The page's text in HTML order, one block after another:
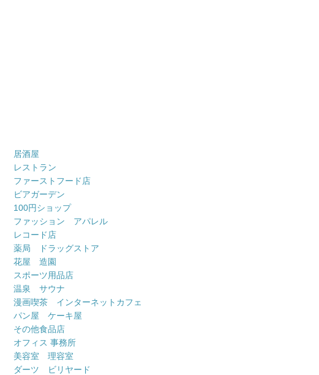
居酒屋
レストラン
ファーストフード店
ビアガーデン
100円ショップ
ファッション アパレル
レコード店
薬局 ドラッグストア
花屋 造園
スポーツ用品店
温泉 サウナ
漫画喫茶 インターネットカフェ
パン屋 ケーキ屋
その他食品店
オフィス 事務所
美容室 理容室
ダーツ ビリヤード